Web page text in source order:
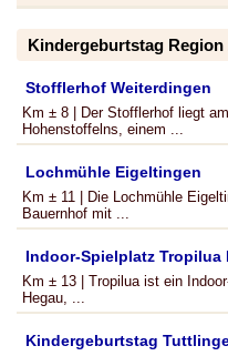
Kindergeburtstag Region
Stofflerhof Weiterdingen
Km ± 8 | Der Stofflerhof liegt
Hohenstoffelns, einem ...
Lochmühle Eigeltingen
Km ± 11 | Die Lochmühle
Bauernhof mit ...
Indoor-Spielplatz Tropilua
Km ± 13 | Tropilua ist ein
Hegau, ...
Kindergeburtstag